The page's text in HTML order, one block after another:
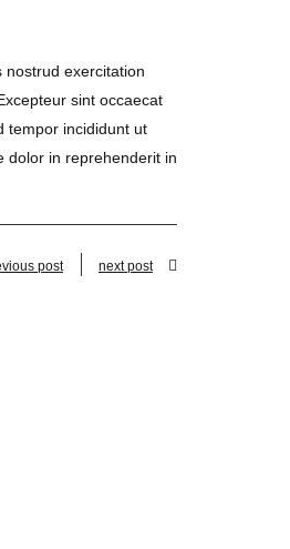
nostrud exercitation
sint occaecat
tempor incididunt ut
dolor in reprehenderit in
post next post